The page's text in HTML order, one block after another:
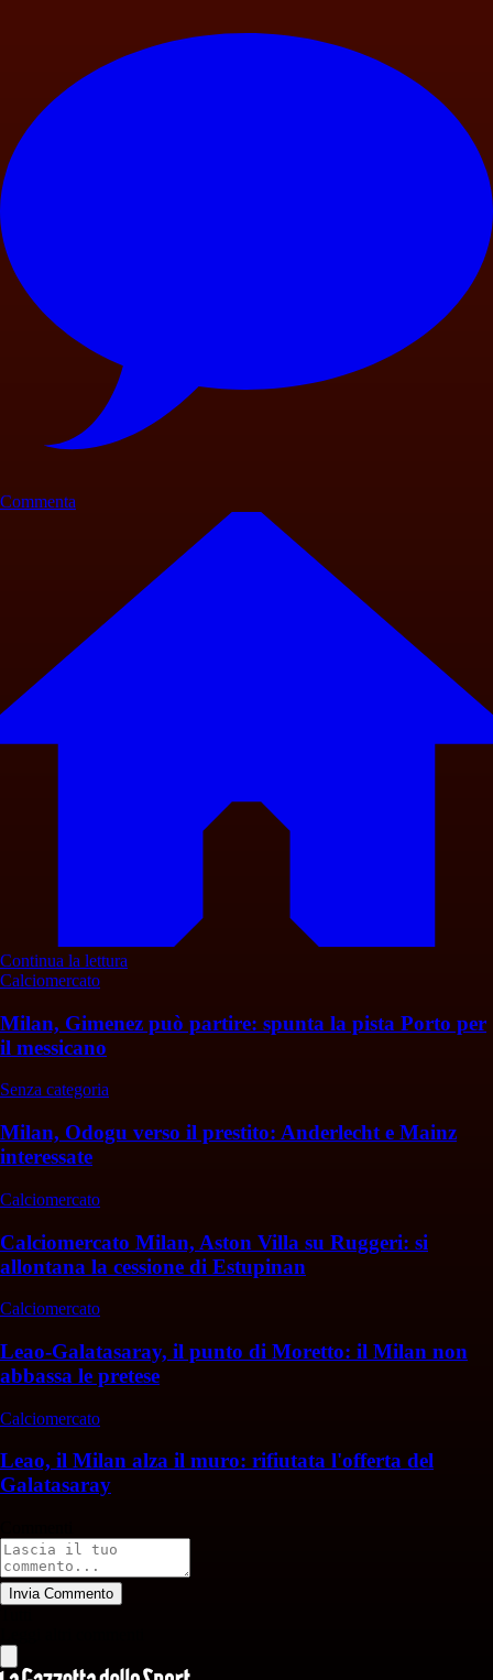
Commenta
Continua la lettura
Calciomercato
Milan, Gimenez può partire: spunta la pista Porto per
il messicano
Senza categoria
Milan, Odogu verso il prestito: Anderlecht e Mainz
interessate
Calciomercato
Calciomercato Milan, Aston Villa su Ruggeri: si
allontana la cessione di Estupinan
Calciomercato
Leao-Galatasaray, il punto di Moretto: il Milan non
abbassa le pretese
Calciomercato
Leao, il Milan alza il muro: rifiutata l'offerta del
Galatasaray
Invia Commento